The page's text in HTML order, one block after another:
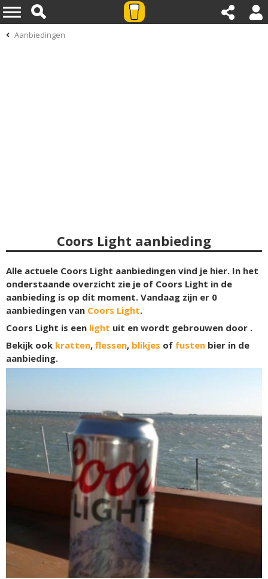
Aanbiedingen
Coors Light aanbieding
Alle actuele Coors Light aanbiedingen vind je hier. In het
onderstaande overzicht zie je of Coors Light in de
aanbieding is op dit moment. Vandaag zijn er 0
aanbiedingen van Coors Light.
Coors Light is een light uit en wordt gebrouwen door .
Bekijk ook kratten, flessen, blikjes of fusten bier in de
aanbieding.